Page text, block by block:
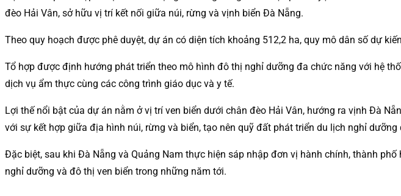
đèo Hải Vân, sở hữu vị trí kết nối giữa núi, rừng và vịnh biển Đà Nẵng.
Theo quy hoạch được phê duyệt, dự án có diện tích khoảng 512,2 ha, quy mô dân số dự
Tổ hợp được định hướng phát triển theo mô hình đô thị nghỉ dưỡng đa chức năng với hệ
dịch vụ ẩm thực cùng các công trình giáo dục và y tế.
Lợi thế nổi bật của dự án nằm ở vị trí ven biển dưới chân đèo Hải Vân, hướng ra vịnh Đà
với sự kết hợp giữa địa hình núi, rừng và biển, tạo nên quỹ đất phát triển du lịch nghỉ
Đặc biệt, sau khi Đà Nẵng và Quảng Nam thực hiện sáp nhập đơn vị hành chính, thành
nghỉ dưỡng và đô thị ven biển trong những năm tới.